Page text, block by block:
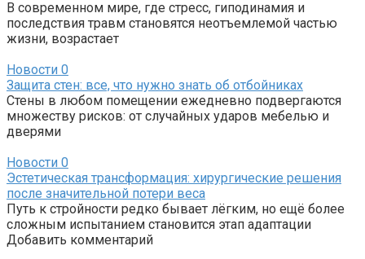
В современном мире, где стресс, гиподинамия и
последствия травм становятся неотъемлемой частью
жизни, возрастает
Новости 0
Защита стен: все, что нужно знать об отбойниках
Стены в любом помещении ежедневно подвергаются
множеству рисков: от случайных ударов мебелью и
дверями
Новости 0
Эстетическая трансформация: хирургические решения
после значительной потери веса
Путь к стройности редко бывает лёгким, но ещё более
сложным испытанием становится этап адаптации
Добавить комментарий